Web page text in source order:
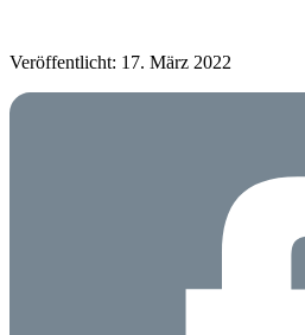
Veröffentlicht: 17. März 2022